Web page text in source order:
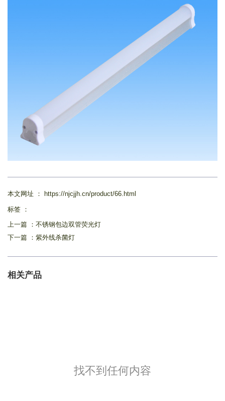
本文网址 ： https://njcjjh.cn/product/66.html
标签 ：
上一篇 ： 不锈钢包边双管荧光灯
下一篇 ： 紫外线杀菌灯
相关产品
找不到任何内容